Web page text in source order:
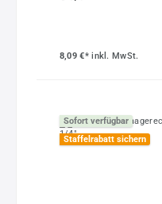
8,09 €*inkl. MwSt.
Sofort verfügbar
Staffelrabatt sichern